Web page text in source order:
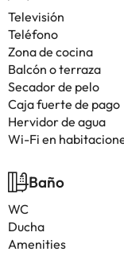
Televisión
Teléfono
Zona de cocina
Balcón o terraza
Secador de pelo
Caja fuerte de pago
Hervidor de agua
Wi-Fi en
Baño
WC
Ducha
Amenities